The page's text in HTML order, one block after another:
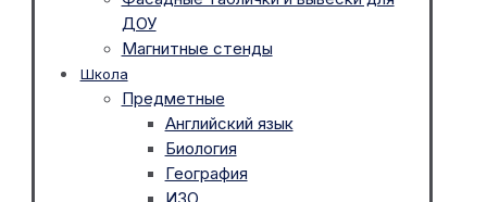
ДОУ
Магнитные стенды
Школа
Предметные
Английский язык
Биология
География